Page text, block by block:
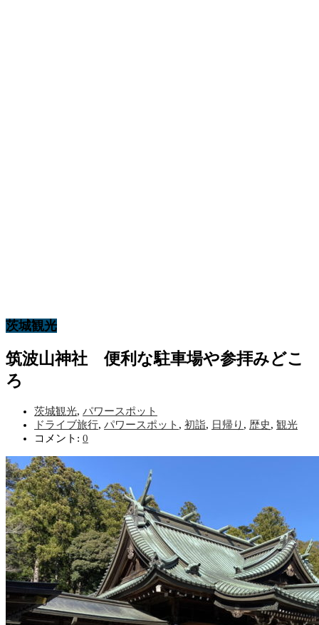
茨城観光
筑波山神社 便利な駐車場や参拝みどこ
ろ
茨城観光, パワースポット
ドライブ旅行, パワースポット , 初詣, 日帰り , 歴史, 観光
コメント: 0